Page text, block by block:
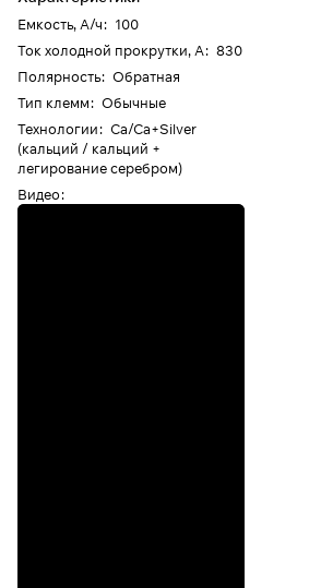
Емкость, А/ч: 100
Ток холодной прокрутки, А: 830
Полярность: Обратная
Тип клемм: Обычные
Технологии: Ca/Ca+Silver
(кальций / кальций +
легирование серебром)
Видео: